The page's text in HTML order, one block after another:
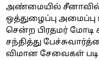
அண்மையில்
ஒத்துழைப்பு அமைப்பு
சென்ற பிரதமர் மோடி
சந்தித்து
விமான சேவைகள்